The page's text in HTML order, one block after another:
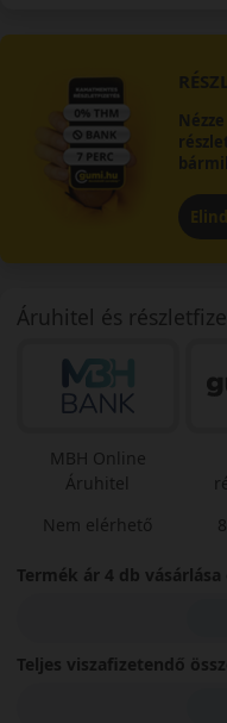
Áruhitel és
MBH Online
Áruhitel
Nem elérhető
Termék ár 4 db vásárlása
Teljes viszafizetendő